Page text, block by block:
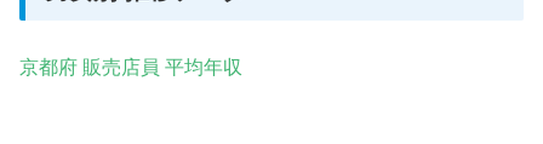
京都府 販売店員 平均年収